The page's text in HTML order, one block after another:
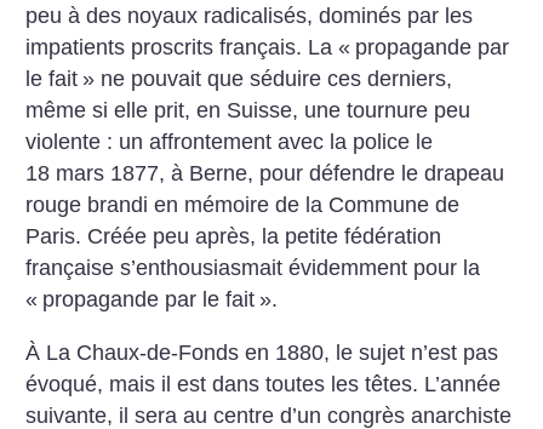
peu à des noyaux radicalisés, dominés par les
impatients proscrits français. La « propagande par
le fait » ne pouvait que séduire ces derniers,
même si elle prit, en Suisse, une tournure peu
violente : un affrontement avec la police le
18 mars 1877, à Berne, pour défendre le drapeau
rouge brandi en mémoire de la Commune de
Paris. Créée peu après, la petite fédération
française s’enthousiasmait évidemment pour la
« propagande par le fait ».
À La Chaux-de-Fonds en 1880, le sujet n’est pas
évoqué, mais il est dans toutes les têtes. L’année
suivante, il sera au centre d’un congrès anarchiste